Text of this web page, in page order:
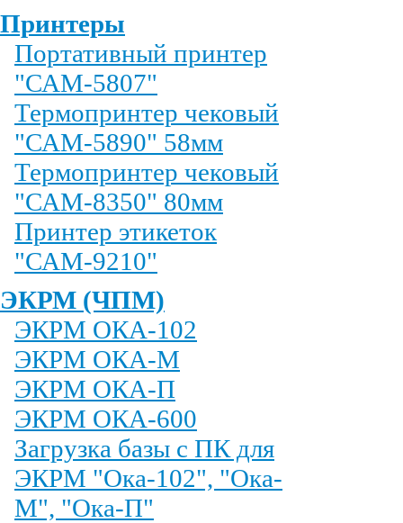
Принтеры
Портативный принтер
"САМ-5807"
Термопринтер чековый
"САМ-5890" 58мм
Термопринтер чековый
"САМ-8350" 80мм
Принтер этикеток
"САМ-9210"
ЭКРМ (ЧПМ)
ЭКРМ ОКА-102
ЭКРМ ОКА-М
ЭКРМ ОКА-П
ЭКРМ ОКА-600
Загрузка базы с ПК для
ЭКРМ "Ока-102", "Ока-
М", "Ока-П"